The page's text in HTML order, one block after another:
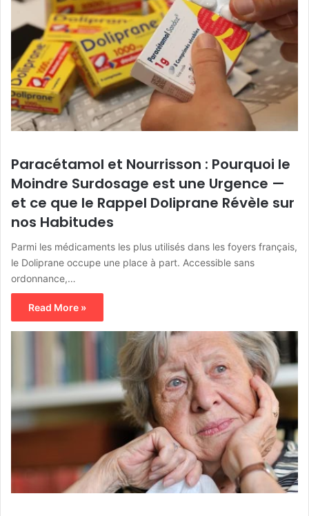
Paracétamol et Nourrisson : Pourquoi le
Moindre Surdosage est une Urgence —
et ce que le Rappel Doliprane Révèle sur
nos Habitudes
Parmi les médicaments les plus utilisés dans les foyers français,
le Doliprane occupe une place à part. Accessible sans
ordonnance,…
Read More »